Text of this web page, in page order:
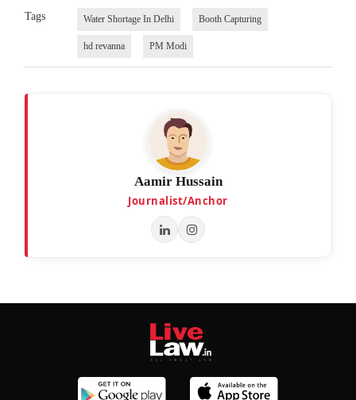
Tags Water Shortage In Delhi Booth Capturing
hd revanna PM Modi
Aamir Hussain
Journalist/Anchor